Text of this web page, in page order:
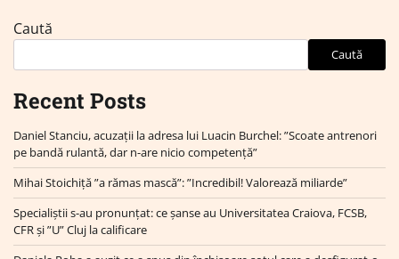
Caută
Caută
Recent Posts
Daniel Stanciu, acuzații la adresa lui Luacin Burchel: ”Scoate antrenori
pe bandă rulantă, dar n-are nicio competență”
Mihai Stoichiță ”a rămas mască”: ”Incredibil! Valorează miliarde”
Specialiștii s-au pronunțat: ce șanse au Universitatea Craiova, FCSB,
CFR și ”U” Cluj la calificare